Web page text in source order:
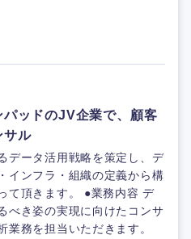
ッドのJV企業で、顧客
サル
データ活用戦略を策定し、デ
インフラ・組織の定義から構
て頂きます。 ●業務内容 デ
べき姿の実現に向けたコンサ
業務を担当いただきます。